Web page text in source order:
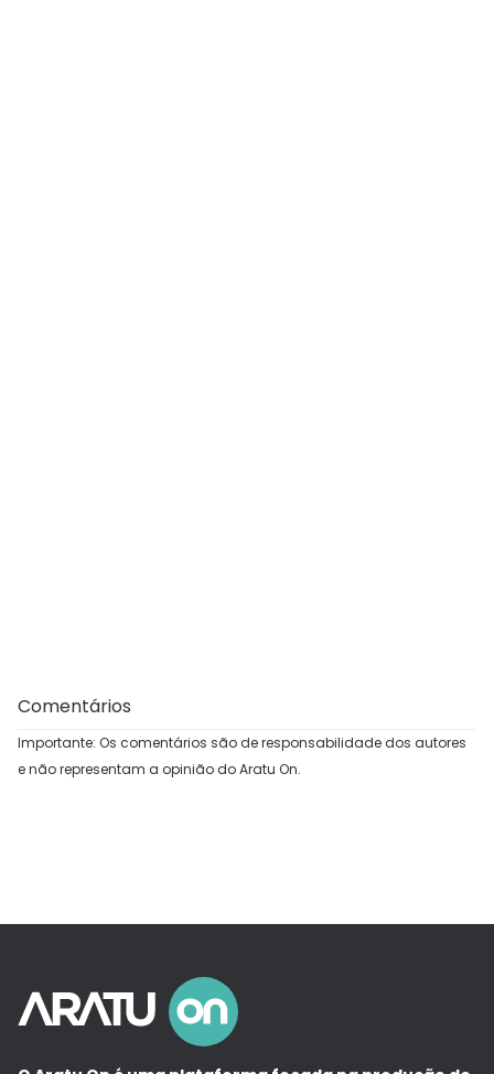
Comentários
Importante: Os comentários são de responsabilidade dos autores
e não representam a opinião do Aratu On.